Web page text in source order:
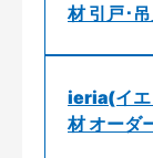
材 引戸･
ieria(イエ
材 オーダ